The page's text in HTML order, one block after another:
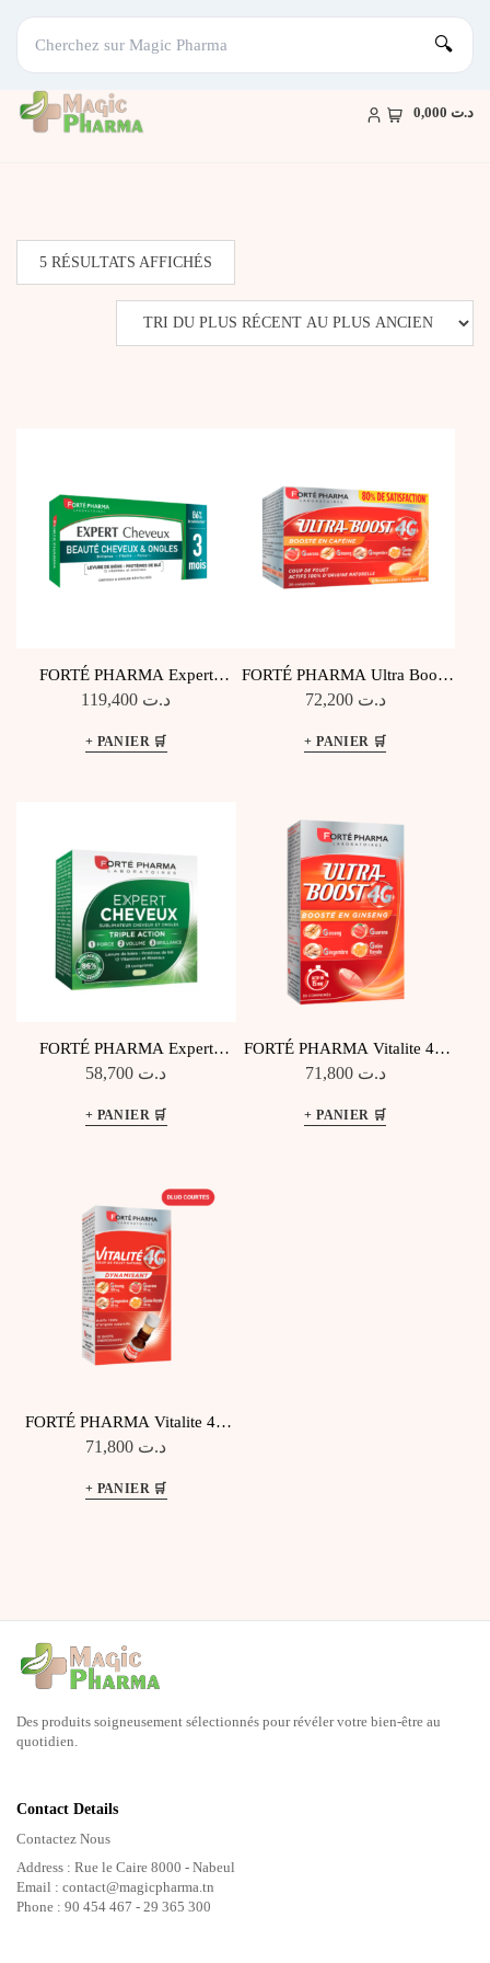
🔍
content
د.ت 0,000
5 RÉSULTATS AFFICHÉS
DU
PLUS
RÉCENT
FORTÉ PHARMA Expert
Cheveux Pack 3 Mois
د.ت
FORTÉ PHARMA Ultra Boost
4G Cp Effervescents
د.ت 72,200
FORTÉ PHARMA Expert
Cheveux 28 Comprimés
د.ت
FORTÉ PHARMA Vitalite 4G
Ultra Boost 30 Comprimés
د.ت 71,800
FORTÉ PHARMA Vitalite 4G
Dynamisant 10 Shots
د.ت
Des produits soigneusement sélectionnés pour révéler votre bien-être au
quotidien.
Contact Details
Contactez Nous
Address : Rue le Caire 8000 - Nabeul
Email : contact@magicpharma.tn
Phone : 90 454 467 - 29 365 300